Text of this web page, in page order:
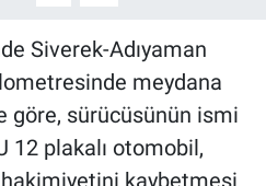
Siverek-Adıyaman
meydana
göre, sürücüsünün ismi
12 plakalı otomobil,